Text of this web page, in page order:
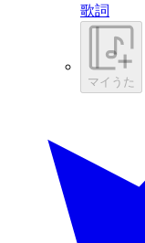
歌詞
マイうた